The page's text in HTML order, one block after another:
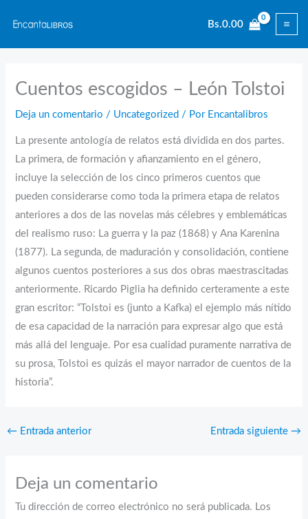
contenido
Bs.0.00
Cuentos escogidos – León Tolstoi
Deja un comentario / Uncategorized / Por Encantalibros
La presente antología de relatos está dividida en dos partes.
La primera, de formación y afianzamiento en el género,
incluye la selección de los cinco primeros cuentos que
pueden considerarse como toda la primera etapa de relatos
anteriores a dos de las novelas más célebres y emblemáticas
del realismo ruso: La guerra y la paz (1868) y Ana Karenina
(1877). La segunda, de maduración y consolidación, contiene
algunos cuentos posteriores a sus dos obras maestrascitadas
anteriormente. Ricardo Piglia ha definido certeramente a este
gran escritor: “Tolstoi es (junto a Kafka) el ejemplo más nítido
de esa capacidad de la narración para expresar algo que está
más allá del lenguaje. Por esa cualidad puramente narrativa de
su prosa, Tolstoi es quizás el mayor narrador de cuentos de la
historia”.
← Entrada anterior Entrada siguiente →
Deja un comentario
Tu dirección de correo electrónico no será publicada. Los